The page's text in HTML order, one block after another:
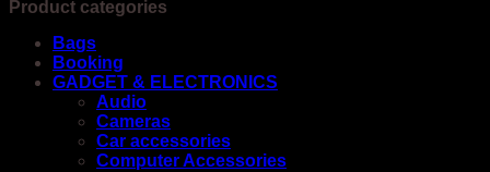
Product categories
Bags
Booking
GADGET & ELECTRONICS
Audio
Cameras
Car accessories
Computer Accessories